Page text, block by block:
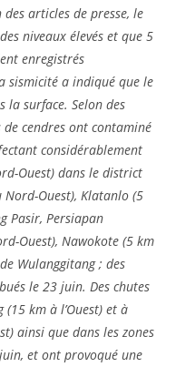
des articles de presse, le
niveaux élevés et que 5
enregistrés
sismicité a indiqué que le
la surface. Selon des
de cendres ont contaminé
considérablement
Ouest) dans le district
Nord-Ouest), Klatanlo (5
Pasir, Persiapan
Ouest), Nawokote (5 km
Wulanggitang ; des
le 23 juin. Des chutes
km à l’Ouest) et à
ainsi que dans les zones
et ont provoqué une